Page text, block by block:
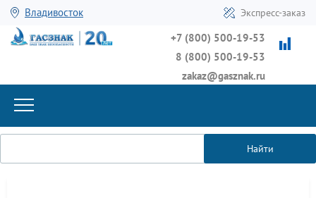
Владивосток Экспресс-заказ
+7 (800) 500-19-53
8 (800) 500-19-53
zakaz@gasznak.ru
Найти